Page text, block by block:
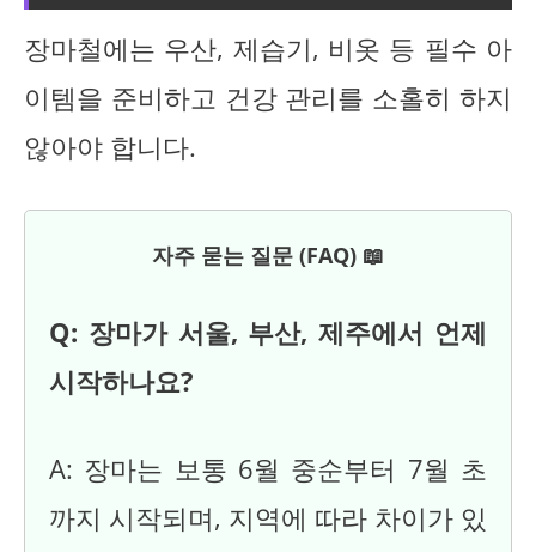
장마철에는 우산, 제습기, 비옷 등 필수 아
이템을 준비하고 건강 관리를 소홀히 하지
않아야 합니다.
자주 묻는 질문 (FAQ) 📖
Q: 장마가 서울, 부산, 제주에서 언제
시작하나요?
A: 장마는 보통 6월 중순부터 7월 초
까지 시작되며, 지역에 따라 차이가 있